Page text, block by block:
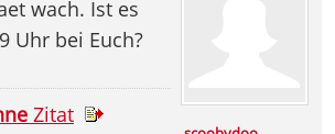
wach. Ist es
Uhr bei Euch?
Zitat